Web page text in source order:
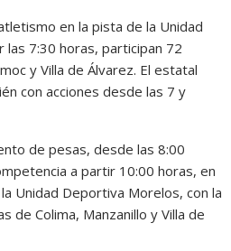
en la pista de la Unidad
7:30 horas, participan 72
y Villa de Álvarez. El estatal
con acciones desde las 7 y
de pesas, desde las 8:00
a partir 10:00 horas, en
Unidad Deportiva Morelos, con la
de Colima, Manzanillo y Villa de